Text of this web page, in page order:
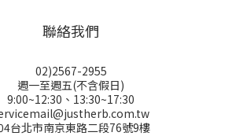
聯絡我們
02)2567-2955
週一至週五(不含假日)
9:00~12:30、13:30~17:30
台北市南京東路二段76號9樓